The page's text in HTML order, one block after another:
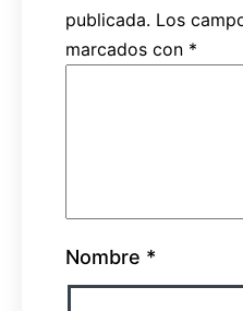
publicada. Los
marcados con *
Nombre *